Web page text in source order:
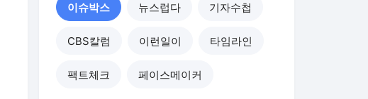
이슈박스 뉴스럽다 기자수첩
CBS칼럼 이런일이 타임라인
팩트체크 페이스메이커